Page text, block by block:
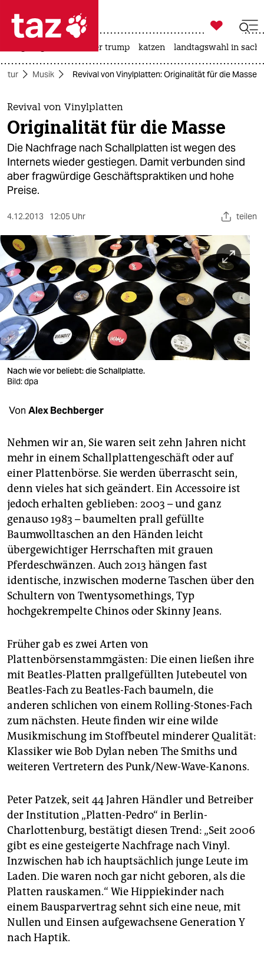
 taz zahl ich
taz zahl ich
themen
politik
öko
gesellschaft
kultur
sport
berlin
nord
wahrheit
verlag
verlag
shop
fragen & hilfe
unterstützen
abo
genossenschaft
epaper login

taz zahl ich
usa unter trump katzen landtagswahl in
Musik Revival von Vinylplatten: Originalität für die Masse
Revival von Vinylplatten
Originalität für die Masse
Die Nachfrage nach Schallplatten ist wegen des
Internets wieder gestiegen. Damit verbunden sind
aber fragwürdige Geschäftspraktiken und hohe
Preise.
4.12.2013 12:05 Uhr teilen
Nach wie vor beliebt: die Schallplatte.
Bild: dpa
Von Alex Bechberger
Nehmen wir an, Sie waren seit zehn Jahren nicht
mehr in einem Schallplattengeschäft oder auf
einer Plattenbörse. Sie werden überrascht sein,
denn vieles hat sich geändert. Ein Accessoire ist
jedoch erhalten geblieben: 2003 – und ganz
genauso 1983 – baumelten prall gefüllte
Baumwolltaschen an den Händen leicht
übergewichtiger Herrschaften mit grauen
Pferdeschwänzen. Auch 2013 hängen fast
identische, inzwischen moderne Taschen über den
Schultern von Twentysomethings, Typ
hochgekrempelte Chinos oder Skinny Jeans.
Früher gab es zwei Arten von
Plattenbörsenstammgästen: Die einen ließen ihre
mit Beatles-Platten prallgefüllten Jutebeutel von
Beatles-Fach zu Beatles-Fach baumeln, die
anderen schlichen von einem Rolling-Stones-Fach
zum nächsten. Heute finden wir eine wilde
Musikmischung im Stoffbeutel minderer Qualität:
Klassiker wie Bob Dylan neben The Smiths und
weiteren Vertretern des Punk/New-Wave-Kanons.
Peter Patzek, seit 44 Jahren Händler und Betreiber
der Institution „Platten-Pedro“ in Berlin-
Charlottenburg, bestätigt diesen Trend: „Seit 2006
gibt es eine gesteigerte Nachfrage nach Vinyl.
Inzwischen hab ich hauptsächlich junge Leute im
Laden. Die waren noch gar nicht geboren, als die
Platten rauskamen.“ Wie Hippiekinder nach
einem Bausparvertrag sehnt sich eine neue, mit
Nullen und Einsen aufgewachsene Generation Y
nach Haptik.